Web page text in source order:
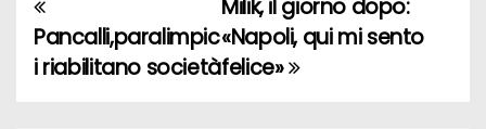
N
a
Milik, il giorno dopo:
«Napoli, qui mi sento
felice»
Pancalli,paralimpic
i riabilitano società